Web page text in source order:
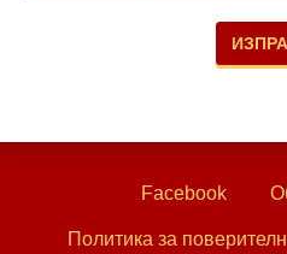
Facebook
Политика за